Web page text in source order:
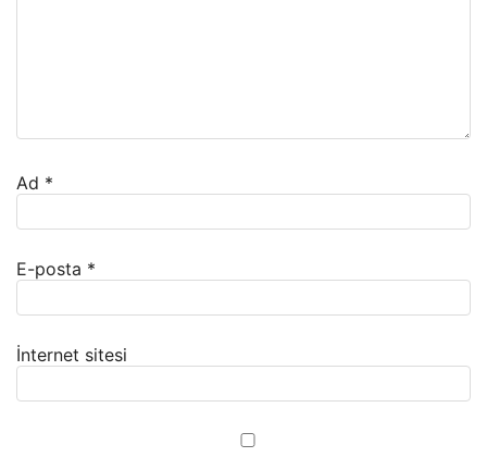
Ad *
E-posta *
İnternet sitesi